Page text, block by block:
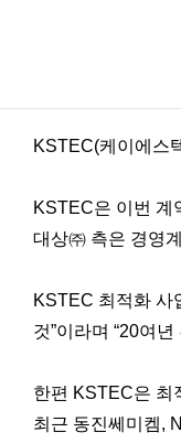
KSTEC(케이에스
KSTEC은 이번 계
대상㈜ 측은 경영
KSTEC 최적화 사
것”이라며 “20여
한편 KSTEC은 최
최근 동진쎄미켐,